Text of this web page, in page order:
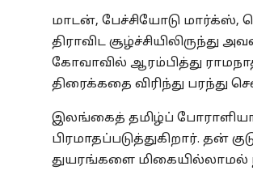
மாடன், பேச்சியோடு மார்க்ஸ்,
திராவிட
கோவாவில் ஆரம்பித்து
திரைக்கதை விரிந்து பரந்து
இலங்கைத் தமிழ்ப்
பிரமாதப்படுத்துகிறார்.
துயரங்களை மிகையில்லாமல்